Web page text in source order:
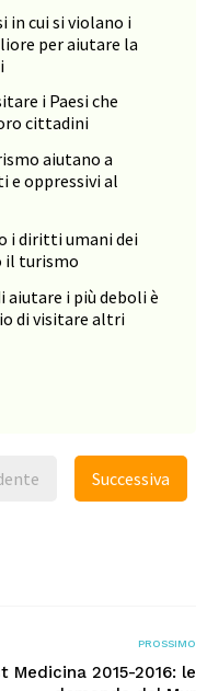
in cui si violano i
per aiutare la
i Paesi che
cittadini
aiutano a
e oppressivi al
i diritti umani dei
il turismo
aiutare i più deboli è
di visitare altri
Successiva
PROSSIMO
Medicina 2015-2016: le